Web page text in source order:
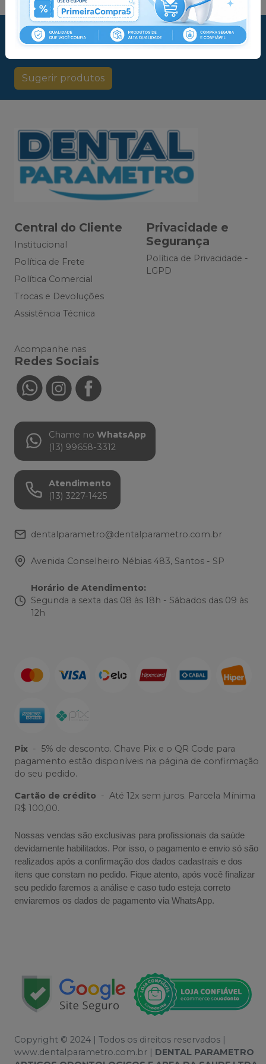
Não achou algum produto?
Sugira para a
Dental Parâmetro
Sugerir produtos
Central do Cliente
Institucional
Política de Frete
Política Comercial
Trocas e Devoluções
Assistência Técnica
Privacidade e
Segurança
Política de Privacidade -
LGPD
Acompanhe nas
Redes Sociais
Chame no WhatsApp
(13) 99658-3312
Atendimento
(13) 3227-1425
dentalparametro@dentalparametro.com.br
Avenida Conselheiro Nébias 483, Santos - SP
Horário de Atendimento:
Segunda a sexta das 08 às 18h - Sábados das 09 às
12h
Pix - 5% de desconto. Chave Pix e o QR Code para
pagamento estão disponíveis na página de confirmação
do seu pedido.
Cartão de crédito - Até 12x sem juros. Parcela Mínima
R$ 100,00.
Nossas vendas são exclusivas para profissionais da saúde
devidamente habilitados. Por isso, o pagamento e envio só são
realizados após a confirmação dos dados cadastrais e dos
itens que constam no pedido. Fique atento, após você finalizar
seu pedido faremos a análise e caso tudo esteja correto
enviaremos os dados de pagamento via WhatsApp.
Copyright © 2024 | Todos os direitos reservados |
www.dentalparametro.com.br | DENTAL PARAMETRO